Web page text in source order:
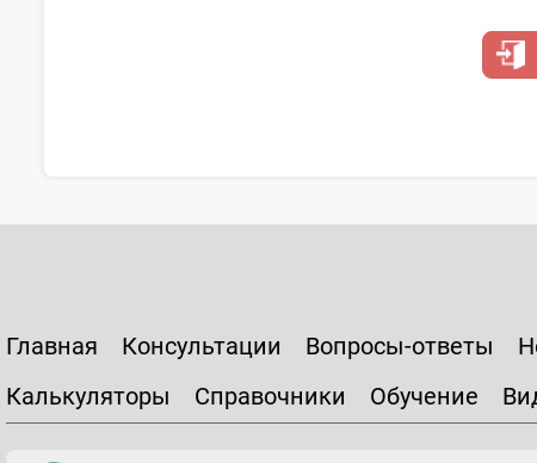
Главная Консультации Вопросы-ответы
Калькуляторы
Справочники Обучение